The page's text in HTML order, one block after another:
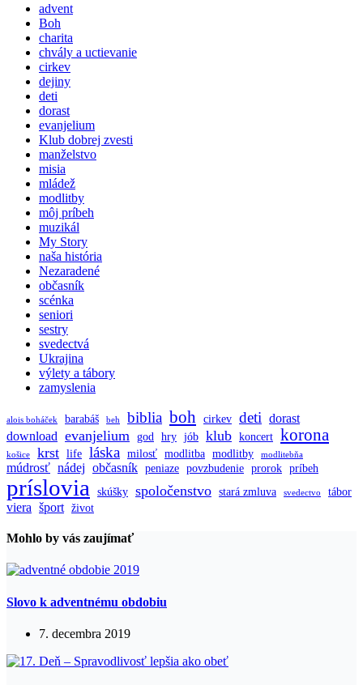
advent
Boh
charita
chvály a uctievanie
cirkev
dejiny
deti
dorast
evanjelium
Klub dobrej zvesti
manželstvo
misia
mládež
modlitby
môj príbeh
muzikál
My Story
naša história
Nezaradené
občasník
scénka
seniori
sestry
svedectvá
Ukrajina
výlety a tábory
zamyslenia
alois boháček barabáš beh biblia boh cirkev deti dorast
download evanjelium god hry jób klub koncert korona
košice krst life láska milosť modlitba modlitby modlitebňa
múdrosť nádej občasník peniaze povzbudenie prorok príbeh
príslovia skúšky spoločenstvo stará zmluva svedectvo tábor
viera šport život
Mohlo by vás zaujímať
Slovo k adventnému obdobiu
7. decembra 2019